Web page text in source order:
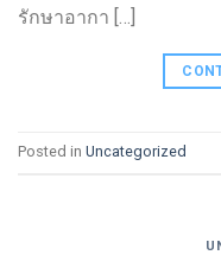
รักษาอากา […]
Posted in Uncategorized